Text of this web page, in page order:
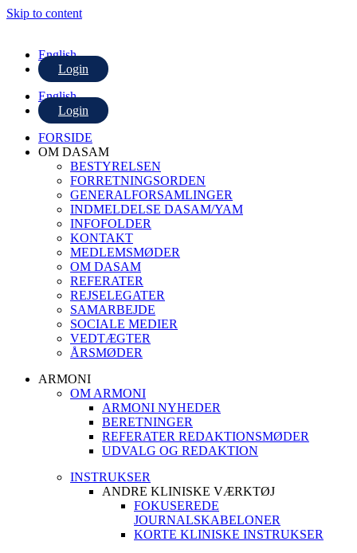
Skip to content
English
Login
English
Login
FORSIDE
OM DASAM
BESTYRELSEN
FORRETNINGSORDEN
GENERALFORSAMLINGER
INDMELDELSE DASAM/YAM
INFOFOLDER
KONTAKT
MEDLEMSMØDER
OM DASAM
REFERATER
REJSELEGATER
SAMARBEJDE
SOCIALE MEDIER
VEDTÆGTER
ÅRSMØDER
ARMONI
OM ARMONI
ARMONI NYHEDER
BERETNINGER
REFERATER REDAKTIONSMØDER
UDVALG OG REDAKTION
INSTRUKSER
ANDRE KLINISKE VÆRKTØJ
FOKUSEREDE
JOURNALSKABELONER
KORTE KLINISKE INSTRUKSER